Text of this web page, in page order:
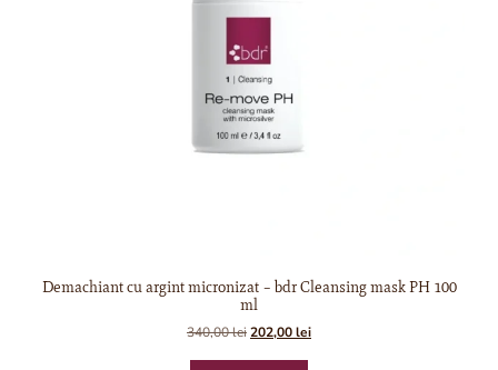
Demachiant cu argint micronizat – bdr Cleansing mask PH 100
ml
340,00lei202,00lei